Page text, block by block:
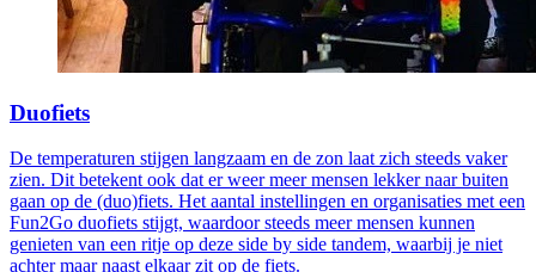
Duofiets
De temperaturen stijgen langzaam en de zon laat zich steeds vaker
zien. Dit betekent ook dat er weer meer mensen lekker naar buiten
gaan op de (duo)fiets. Het aantal instellingen en organisaties met een
Fun2Go duofiets stijgt, waardoor steeds meer mensen kunnen
genieten van een ritje op deze side by side tandem, waarbij je niet
achter maar naast elkaar zit op de fiets.